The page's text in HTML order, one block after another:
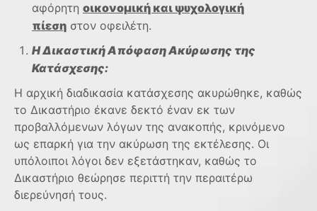
αφόρητη οικονομική και ψυχολογική
πίεση στον οφειλέτη.
Η Δικαστική Απόφαση Ακύρωσης της
Κατάσχεσης:
Η αρχική διαδικασία κατάσχεσης ακυρώθηκε, καθώς
το Δικαστήριο έκανε δεκτό έναν εκ των
προβαλλόμενων λόγων της ανακοπής, κρινόμενο
ως επαρκή για την ακύρωση της εκτέλεσης. Οι
υπόλοιποι λόγοι δεν εξετάστηκαν, καθώς το
Δικαστήριο θεώρησε περιττή την περαιτέρω
διερεύνησή τους.